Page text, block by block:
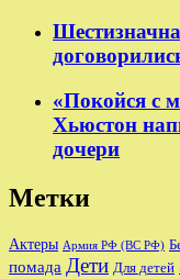
«Покойся с
Хьюстон
дочери
Метки
Актеры Армия РФ (ВС РФ)
помада Дети Для детей